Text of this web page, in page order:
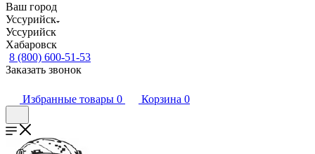
Ваш город
Уссурийск
Уссурийск
Хабаровск
8 (800) 600-51-53
Заказать звонок
Избранные товары 0 Корзина 0